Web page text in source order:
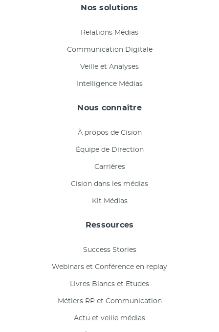
Nos solutions
Relations Médias
Communication Digitale
Veille et Analyses
Intelligence Médias
Nous connaître
À propos de Cision
Équipe de Direction
Carrières
Cision dans les médias
Kit Médias
Ressources
Success Stories
Webinars et Conférence en replay
Livres Blancs et Etudes
Métiers RP et Communication
Actu et veille médias